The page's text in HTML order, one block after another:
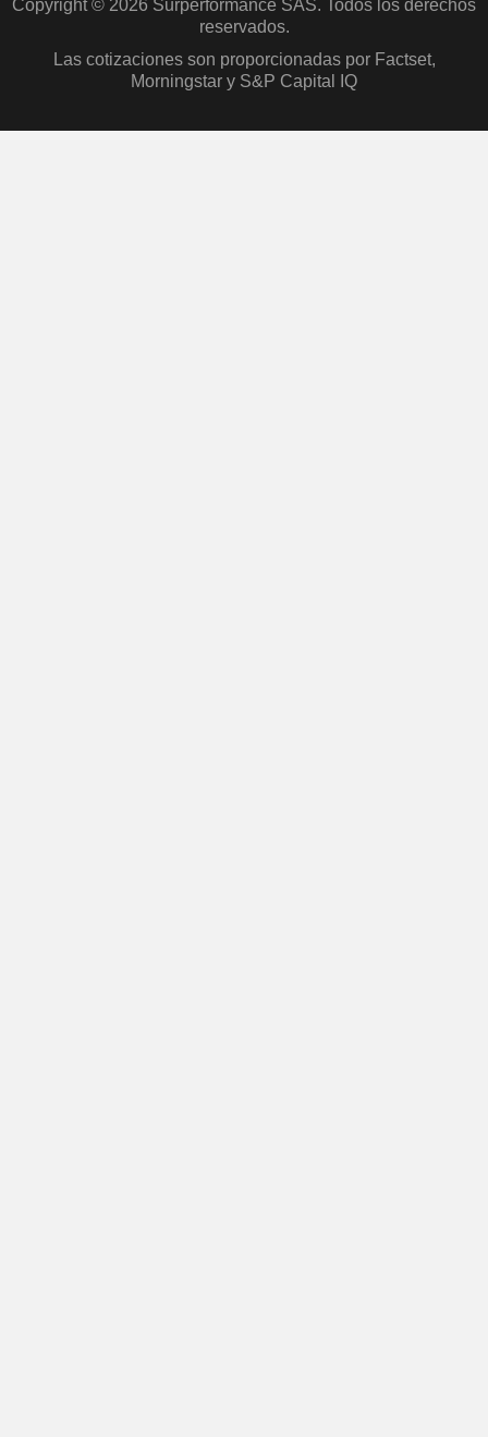
Copyright © 2026 Surperformance SAS. Todos los derechos
reservados.
Las cotizaciones son proporcionadas por Factset,
Morningstar y S&P Capital IQ